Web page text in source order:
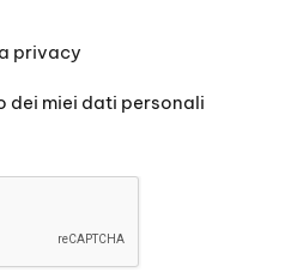
privacy
dei miei dati personali